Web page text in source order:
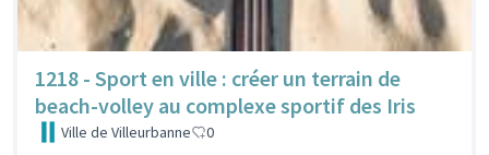
1218 - Sport en ville : créer un terrain de
beach-volley au complexe sportif des Iris
Ville de Villeurbanne 0